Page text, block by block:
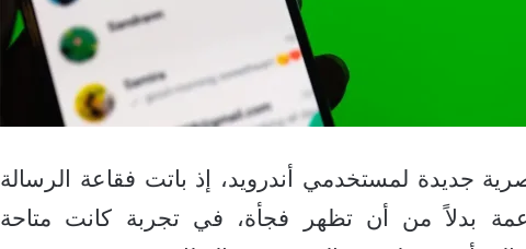
جديدة لمستخدمي أندرويد، إذ باتت فقاعة الرسالة
بدلاً من أن تظهر فجأة، في تجربة كانت متاحة